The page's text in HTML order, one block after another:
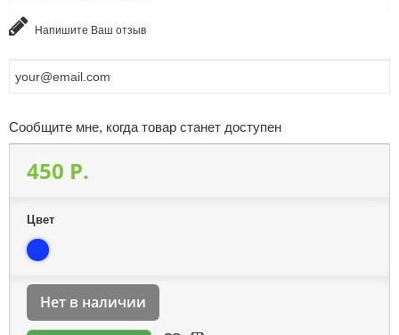
Напишите Ваш отзыв
Сообщите мне, когда товар станет доступен
450 P.
Цвет
Нет в наличии